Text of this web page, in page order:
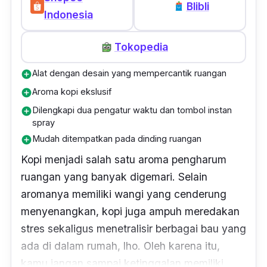
mahal, tetapi alat pengharum ruangan
otomatis ini cocok untuk kamu yang memiliki
kesibukan dan membutuhkan alat pengharum
ruangan otomatis yang praktis.
Indonesia
Blibli
Tokopedia
add_circleAlat dengan desain yang mempercantik ruangan
add_circleAroma kopi ekslusif
add_circleDilengkapi dua pengatur waktu dan tombol instan
spray
add_circleMudah ditempatkan pada dinding ruangan
Kopi menjadi salah satu aroma pengharum
ruangan yang banyak digemari. Selain
aromanya memiliki wangi yang cenderung
menyenangkan, kopi juga ampuh meredakan
stres sekaligus menetralisir berbagai bau yang
ada di dalam rumah, lho. Oleh karena itu,
kamu jangan sampai ketinggalan memiliki